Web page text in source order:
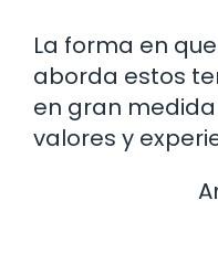
La forma en
aborda estos
en gran
valores y